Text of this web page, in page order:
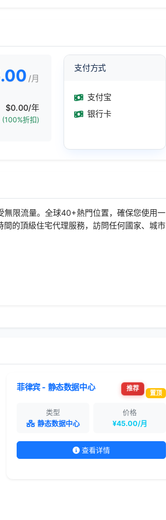
/月
$0.00/年
折扣)
支付方式
支付宝
银行卡
無限流量。全球40+熱門位置，確保您使用一
的頂級住宅代理服務，訪問任何國家、城市
菲律宾 - 静态数据中心 推荐
置顶
类型
静态数据中心
价格
¥45.00/月
查看详情